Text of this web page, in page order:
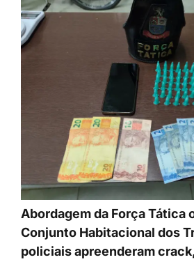
Abordagem da Força Tática
Conjunto Habitacional dos
policiais apreenderam